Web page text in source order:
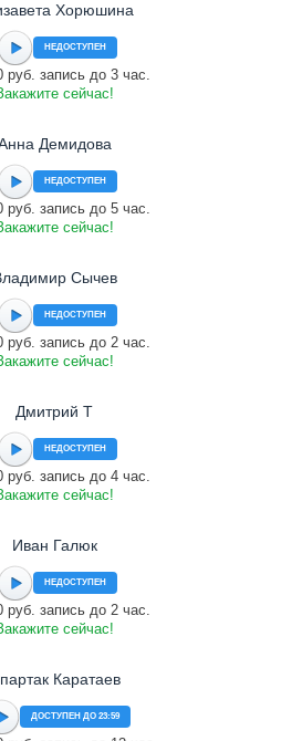
Хорюшина
НЕДОСТУПЕН
руб. запись до 3 час.
сейчас!
Демидова
НЕДОСТУПЕН
руб. запись до 5 час.
сейчас!
Сычев
НЕДОСТУПЕН
руб. запись до 2 час.
сейчас!
Дмитрий Т
НЕДОСТУПЕН
руб. запись до 4 час.
сейчас!
Иван Галюк
НЕДОСТУПЕН
руб. запись до 2 час.
сейчас!
Каратаев
ДОСТУПЕН ДО 23:59